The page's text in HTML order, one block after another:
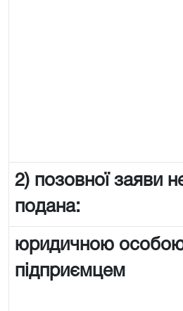
2) позовної заяви
подана:
юридичною
підприємцем